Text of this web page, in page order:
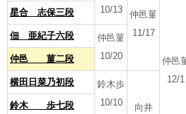
10/13
仲邑菫
11/17
仲邑
12/1
星合 志保三段
佃 亜紀子六段
仲邑菫
10/20
仲邑 菫二段
横田日菜乃初段
鈴木歩
10/10
向井
鈴木 歩七段